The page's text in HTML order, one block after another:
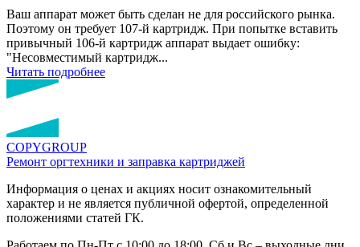
Ваш аппарат может быть сделан не для российского рынка.
Поэтому он требует 107-й картридж. При попытке вставить
привычный 106-й картридж аппарат выдает ошибку:
"Несовместимый картридж...
Читать подробнее
COPYGROUP
Ремонт оргтехники и заправка картриджей
Информация о ценах и акциях носит ознакомительный
характер и не является публичной офертой, определенной
положениями статей ГК.